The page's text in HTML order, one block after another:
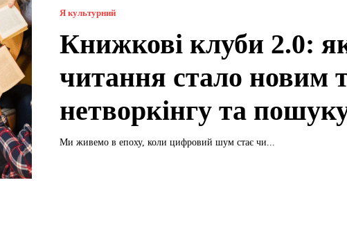
Я культурний
Книжкові клуби 2.0:
читання стало новим
нетворкінгу та
Ми живемо в епоху, коли цифровий шум стає чи...